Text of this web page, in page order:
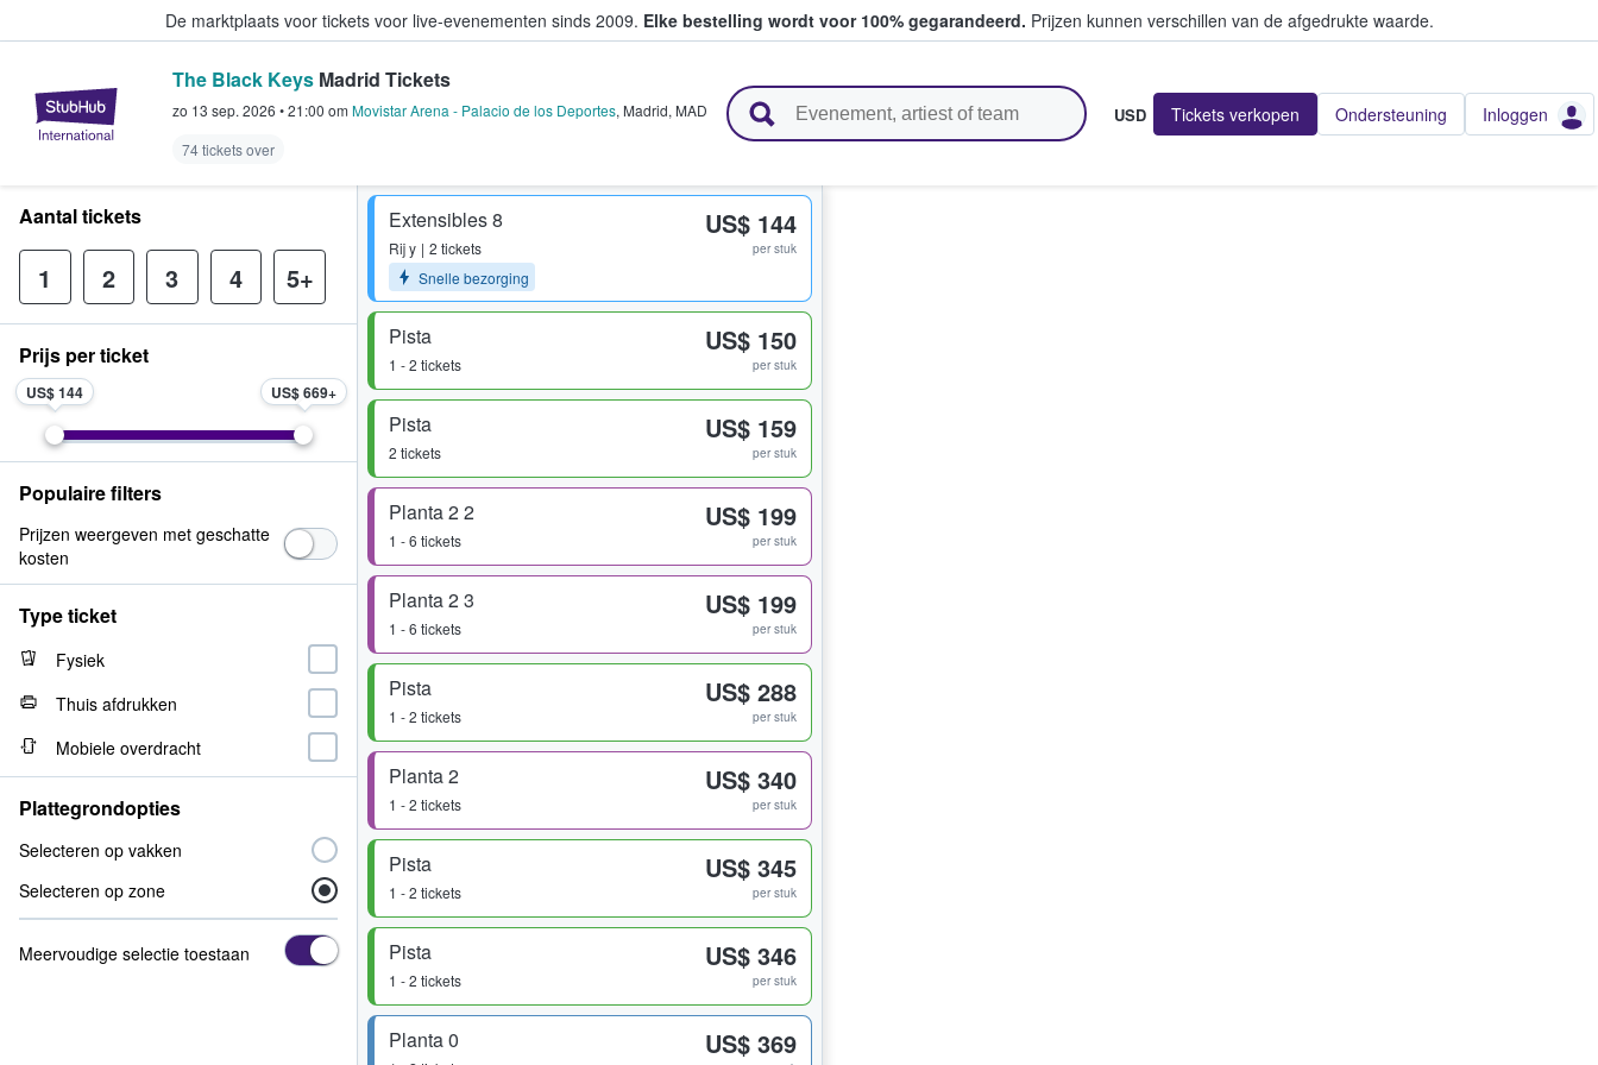
De marktplaats voor tickets voor live-evenementen sinds 2009. Elke bestelling wordt voor 100% gegarandeerd. Prijzen kunnen verschillen van de afgedrukte waarde.
StubHub: waar fans tickets kopen en verkopen
The Black Keys Madrid Tickets
zo 13 sep. 2026 •21:00 om Movistar Arena - Palacio de los Deportes, Madrid, MAD
74 tickets over
USD Tickets verkopen Ondersteuning Inloggen
Extensibles 8
Rijy
2 tickets
Snelle bezorging
US$ 144
per stuk
Pista
1 - 2 tickets
US$ 150
per stuk
Pista
2 tickets
US$ 159
per stuk
Planta 2 2
1 - 6 tickets
US$ 199
per stuk
Planta 2 3
1 - 6 tickets
US$ 199
per stuk
Pista
1 - 2 tickets
US$ 288
per stuk
Planta 2
1 - 2 tickets
US$ 340
per stuk
Pista
1 - 2 tickets
US$ 345
per stuk
Pista
1 - 2 tickets
US$ 346
per stuk
Planta 0 US$ 369
Aantal tickets
1 2 3 4 5+
Prijs per ticket
US$ 144 US$ 669
Populaire filters
Prijzen weergeven met geschatte
kosten
Type ticket
Fysiek
Thuis afdrukken
Mobiele overdracht
Plattegrondopties
Selecteren op vakken
Selecteren op zone
Meervoudige selectie toestaan